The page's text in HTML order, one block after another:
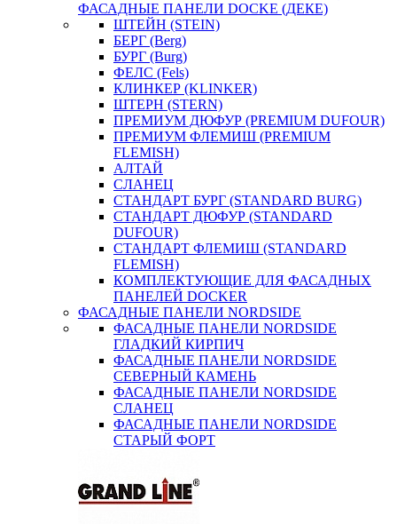
ФАСАДНЫЕ ПАНЕЛИ DOCKE (ДЕКЕ)
ШТЕЙН (STEIN)
БЕРГ (Berg)
БУРГ (Burg)
ФЕЛС (Fels)
КЛИНКЕР (KLINKER)
ШТЕРН (STERN)
ПРЕМИУМ ДЮФУР (PREMIUM DUFOUR)
ПРЕМИУМ ФЛЕМИШ (PREMIUM
FLEMISH)
АЛТАЙ
СЛАНЕЦ
СТАНДАРТ БУРГ (STANDARD BURG)
СТАНДАРТ ДЮФУР (STANDARD
DUFOUR)
СТАНДАРТ ФЛЕМИШ (STANDARD
FLEMISH)
КОМПЛЕКТУЮЩИЕ ДЛЯ ФАСАДНЫХ
ПАНЕЛЕЙ DOCKER
ФАСАДНЫЕ ПАНЕЛИ NORDSIDE
ФАСАДНЫЕ ПАНЕЛИ NORDSIDE
ГЛАДКИЙ КИРПИЧ
ФАСАДНЫЕ ПАНЕЛИ NORDSIDE
СЕВЕРНЫЙ КАМЕНЬ
ФАСАДНЫЕ ПАНЕЛИ NORDSIDE
СЛАНЕЦ
ФАСАДНЫЕ ПАНЕЛИ NORDSIDE
СТАРЫЙ ФОРТ